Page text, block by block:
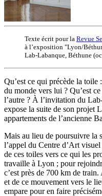
Texte écrit pour la Revue
à l’exposition "Lyon/
Lab-Labanque, Béthune
Qu’est ce qui précède la toile
du monde vers lui ? Qu’est
l’autre ? À l’invitation du
expose la suite de son projet
appartements de l’ancienne
Mais au lieu de poursuivre la
l’appel du Centre d’Art
de ces toiles vers ce qui les
travaille à Lyon ; pour
c’est près de 700 km de
et de ce mouvement vers le
empare pour en faire